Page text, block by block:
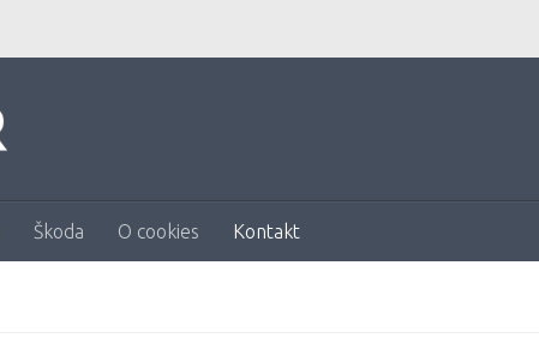
Škoda O cookies Kontakt